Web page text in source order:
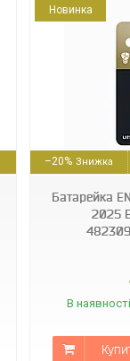
Новинка
–20%
Батарейка
2025
В наявності